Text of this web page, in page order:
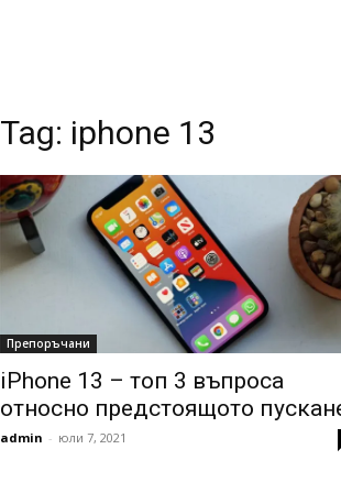
Tag: iphone 13
Препоръчани
iPhone 13 – топ 3 въпроса
относно предстоящото
admin - юли 7, 2021